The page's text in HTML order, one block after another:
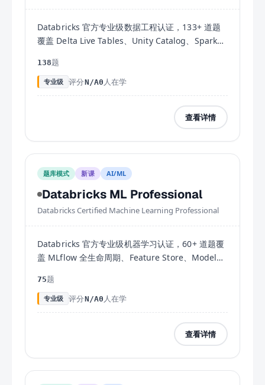
Databricks 官方专业级数据工程认证，133+ 道题
覆盖 Delta Live Tables、Unity Catalog、Spark
础。
138题
专业级 评分N/A0 人在学
查看详情
题库模式 新课 AI/ML
Databricks ML Professional
Databricks Certified Machine Learning Professional
Databricks 官方专业级机器学习认证，60+ 道题覆
盖 MLflow 全生命周期、Feature Store、Model
证基础。
75题
专业级 评分N/A0 人在学
查看详情